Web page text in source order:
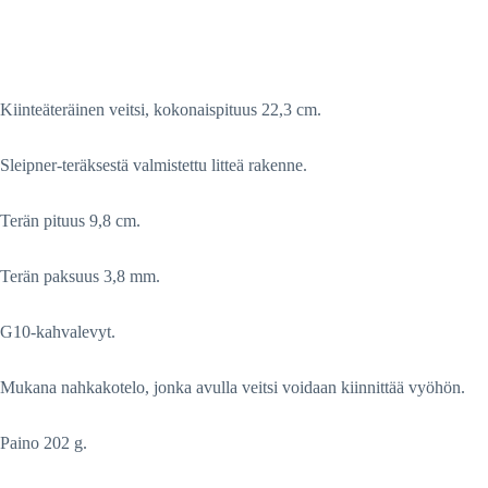
Kiinteäteräinen veitsi, kokonaispituus 22,3 cm.
Sleipner-teräksestä valmistettu litteä rakenne.
Terän pituus 9,8 cm.
Terän paksuus 3,8 mm.
G10-kahvalevyt.
Mukana nahkakotelo, jonka avulla veitsi voidaan kiinnittää vyöhön.
Paino 202 g.